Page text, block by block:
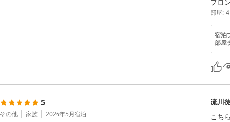
部屋: 4
宿泊
部屋
5
その他 家族 2026年5月宿泊
流川
こち